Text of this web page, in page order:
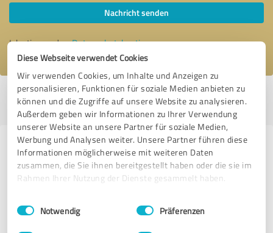
Diese Webseite verwendet Cookies
Wir verwenden Cookies, um Inhalte und Anzeigen zu
personalisieren, Funktionen für soziale Medien anbieten zu
können und die Zugriffe auf unsere Website zu analysieren.
Außerdem geben wir Informationen zu Ihrer Verwendung
unserer Website an unsere Partner für soziale Medien,
Werbung und Analysen weiter. Unsere Partner führen diese
Informationen möglicherweise mit weiteren Daten
zusammen, die Sie ihnen bereitgestellt haben oder die sie im
Rahmen Ihrer Nutzung der Dienste gesammelt haben.
Impressum Datenschutzbestimmungen
Einwilligungsauswahl
Notwendig Präferenzen
Nachricht senden
Ich stimme denDatenschutzbestimmungenzu.
Profil aktiv seit 25.09.2021 | Letzte Aktualisierung: 27.09.2021
melden
Erfahrungen zu weiteren
Anbietern aus dem Bereich
Handwerk
Elektro-Baraka